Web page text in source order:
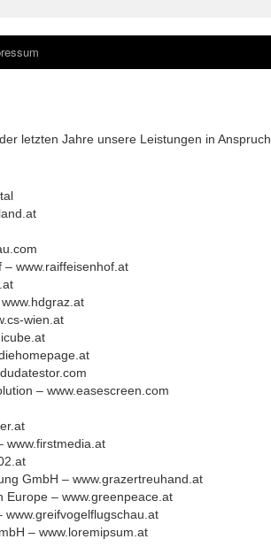
letzten Jahre unsere Leistungen in Anspruch
www.raiffeisenhof.at
wien.at
– www.easescreen.com
www.firstmedia.at
GmbH – www.grazertreuhand.at
Europe – www.greenpeace.at
– www.loremipsum.at